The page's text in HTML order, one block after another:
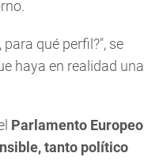
qué perfil?", se
haya en realidad una
Parlamento Europeo
tanto político